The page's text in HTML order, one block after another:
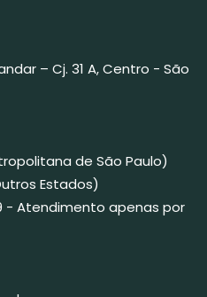
– Cj. 31 A, Centro - São
de São Paulo)
Estados)
- Atendimento apenas por